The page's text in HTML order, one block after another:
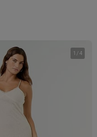
1 /4